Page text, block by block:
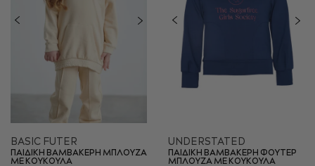
BASIC FUTER
ΠΑΙΔΙΚΗ ΒΑΜΒΑΚΕΡΗ ΜΠΛΟΥΖΑ
ΜΕ ΚΟΥΚΟΥΛΑ
UNDERSTATED
ΠΑΙΔΙΚΗ ΒΑΜΒΑΚΕΡΗ ΦΟΥΤΕΡ
ΜΠΛΟΥΖΑ ΜΕ ΚΟΥΚΟΥΛΑ